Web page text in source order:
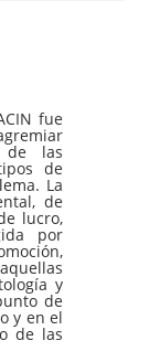
fue
de las
de
La
de
lucro,
por
y
de
y en el
de las